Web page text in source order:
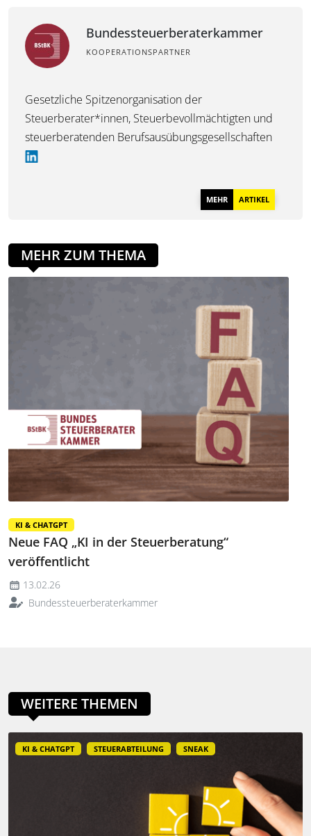
Bundessteuerberaterkammer
KOOPERATIONSPARTNER
Gesetzliche Spitzenorganisation der
Steuerberater*innen, Steuerbevollmächtigten und
steuerberatenden Berufsausübungsgesellschaften
MEHR ARTIKEL
MEHR ZUM THEMA
KI & CHATGPT
Neue FAQ „KI in der Steuerberatung“
veröffentlicht
13.02.26
Bundessteuerberaterkammer
WEITERE THEMEN
KI & CHATGPT STEUERABTEILUNG SNEAK